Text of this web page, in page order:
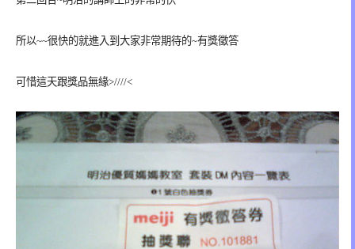
所以~~很快的就進入到大家非常期待的~有獎徵答
可惜這天跟獎品無緣>////<